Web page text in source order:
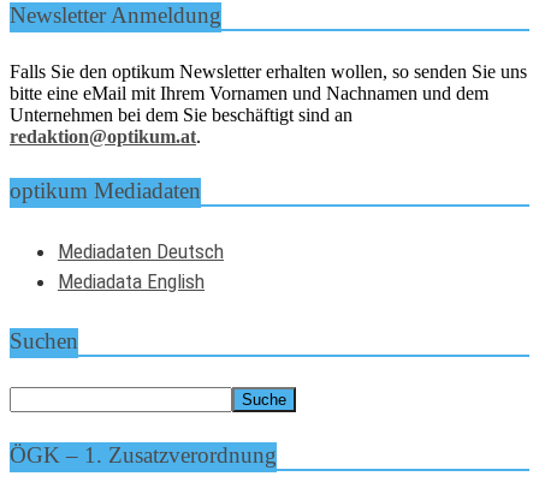
Newsletter Anmeldung
Falls Sie den optikum Newsletter erhalten wollen, so senden Sie uns
bitte eine eMail mit Ihrem Vornamen und Nachnamen und dem
Unternehmen bei dem Sie beschäftigt sind an
redaktion@optikum.at.
optikum Mediadaten
Mediadaten Deutsch
Mediadata English
Suchen
ÖGK – 1. Zusatzverordnung